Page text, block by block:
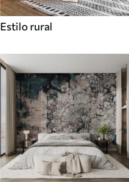
Estilo rural